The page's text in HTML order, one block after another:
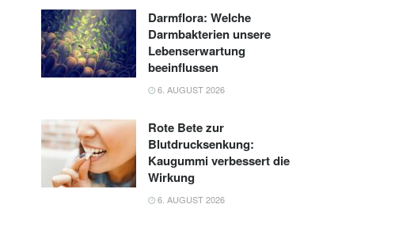
Darmflora: Welche
Darmbakterien unsere
Lebenserwartung
beeinflussen
6. AUGUST 2026
Rote Bete zur
Blutdrucksenkung:
Kaugummi verbessert die
Wirkung
6. AUGUST 2026